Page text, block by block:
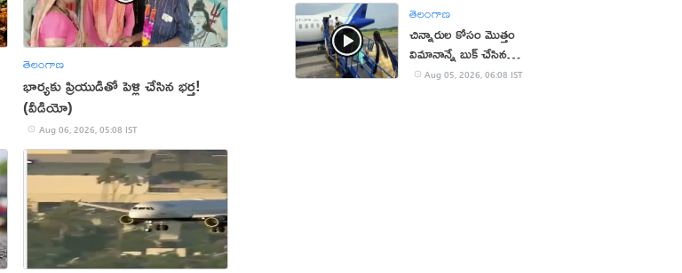
తెలంగాణ
భార్యకు ప్రియుడితో పెళ్లి చేసిన భర్త!
(వీడియో)
Aug 06, 2026, 05:08 IST
తెలంగాణ
చిన్నారుల కోసం మొత్తం
విమానాన్నే బుక్ చేసిన
యూట్యూబర్
Aug 05, 2026, 06:08 IST